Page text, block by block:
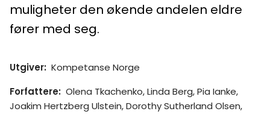
muligheter den økende andelen eldre
fører med seg.
Utgiver: Kompetanse Norge
Forfattere: Olena Tkachenko, Linda Berg, Pia Ianke,
Joakim Hertzberg Ulstein, Dorothy Sutherland Olsen,